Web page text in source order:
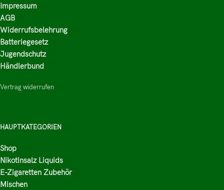
Impressum
AGB
Widerrufsbelehrung
Batteriegesetz
Jugendschutz
Händlerbund
Vertrag widerrufen
HAUPTKATEGORIEN
Shop
Nikotinsalz Liquids
E-Zigaretten Zubehör
Mischen